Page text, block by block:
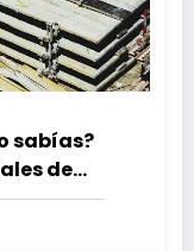
sabías?
de